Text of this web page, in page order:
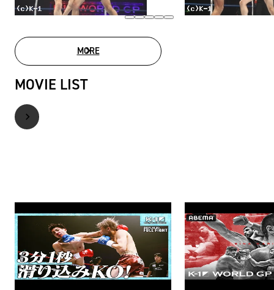
MOREPHOTO GALLERY
MOVIE LIST